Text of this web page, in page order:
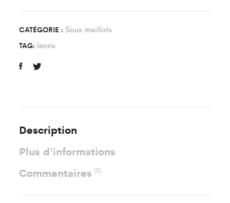
CATÉGORIE : Sous maillots
TAG: leons
Description
Plus d'informations
Commentaires(0)